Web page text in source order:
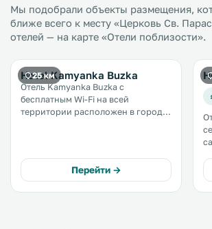
Мы подобрали объекты размещения,
ближе всего к месту «Церковь Св.
отелей — на карте «Отели поблизости».
25 км
Hotel Kamyanka Buzka
Отель Kamyanka Buzka с
бесплатным Wi-Fi на всей
территории расположен в городе
бесплатная частная парковка. В
каждом номере установлен
Перейти →